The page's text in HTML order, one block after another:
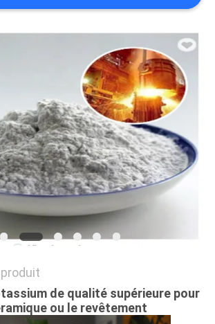
de qualité supérieure pour
ou le revêtement